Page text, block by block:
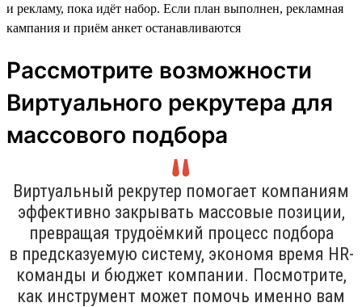
и рекламу, пока идёт набор. Если план выполнен, рекламная
кампания и приём анкет останавливаются
Рассмотрите возможности
Виртуального рекрутера для
массового подбора
Виртуальный рекрутер помогает компаниям
эффективно закрывать массовые позиции,
превращая трудоёмкий процесс подбора
в предсказуемую систему, экономя время HR-
команды и бюджет компании. Посмотрите,
как инструмент может помочь именно вам